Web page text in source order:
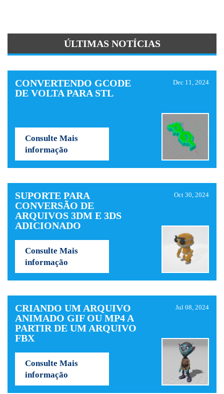
ÚLTIMAS NOTÍCIAS
CONVERTENDO GCODE
DE VOLTA PARA STL
Dec 11, 2024
Consulte Mais
informação
SUPORTE PARA
CONVERSÃO DE
ARQUIVOS 3DM E 3DS
ADICIONADO
Oct 30, 2024
Consulte Mais
informação
CRIANDO UM ARQUIVO
ANIMADO GIF OU MP4 A
PARTIR DE UM ARQUIVO
FBX
Jul 08, 2024
Consulte Mais
informação